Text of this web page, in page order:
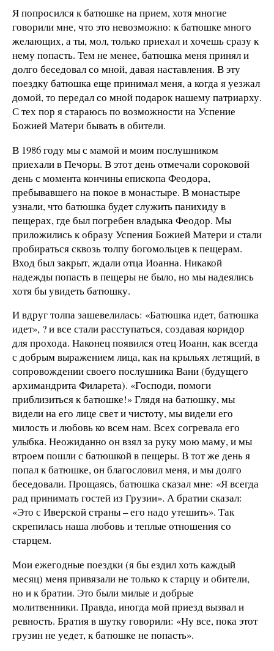
Я попросился к батюшке на прием, хотя многие
говорили мне, что это невозможно: к батюшке много
желающих, а ты, мол, только приехал и хочешь сразу к
нему попасть. Тем не менее, батюшка меня принял и
долго беседовал со мной, давая наставления. В эту
поездку батюшка еще принимал меня, а когда я уезжал
домой, то передал со мной подарок нашему патриарху.
С тех пор я стараюсь по возможности на Успение
Божией Матери бывать в обители.
В 1986 году мы с мамой и моим послушником
приехали в Печоры. В этот день отмечали сороковой
день с момента кончины епископа Феодора,
пребывавшего на покое в монастыре. В монастыре
узнали, что батюшка будет служить панихиду в
пещерах, где был погребен владыка Феодор. Мы
приложились к образу Успения Божией Матери и стали
пробираться сквозь толпу богомольцев к пещерам.
Вход был закрыт, ждали отца Иоанна. Никакой
надежды попасть в пещеры не было, но мы надеялись
хотя бы увидеть батюшку.
И вдруг толпа зашевелилась: «Батюшка идет, батюшка
идет», ? и все стали расступаться, создавая коридор
для прохода. Наконец появился отец Иоанн, как всегда
с добрым выражением лица, как на крыльях летящий, в
сопровождении своего послушника Вани (будущего
архимандрита Филарета). «Господи, помоги
приблизиться к батюшке!» Глядя на батюшку, мы
видели на его лице свет и чистоту, мы видели его
милость и любовь ко всем нам. Всех согревала его
улыбка. Неожиданно он взял за руку мою маму, и мы
втроем пошли с батюшкой в пещеры. В тот же день я
попал к батюшке, он благословил меня, и мы долго
беседовали. Прощаясь, батюшка сказал мне: «Я всегда
рад принимать гостей из Грузии». А братии сказал:
«Это с Иверской страны – его надо утешить». Так
скрепилась наша любовь и теплые отношения со
старцем.
Мои ежегодные поездки (я бы ездил хоть каждый
месяц) меня привязали не только к старцу и обители,
но и к братии. Это были милые и добрые
молитвенники. Правда, иногда мой приезд вызвал и
ревность. Братия в шутку говорили: «Ну все, пока этот
грузин не уедет, к батюшке не попасть».